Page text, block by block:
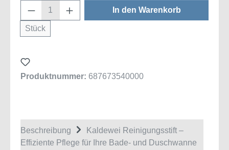
Produkt Anzahl: Gib den gewünschten
Stück
In den Warenkorb
Produktnummer: 687673540000
Beschreibung
Kaldewei Reinigungsstift –
Effiziente Pflege für Ihre Bade- und Duschwanne